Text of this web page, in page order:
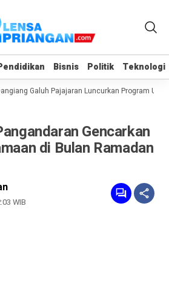
Bisnis Politik Teknologi
Bisnis Politik Teknologi
Galuh Pajajaran Luncurkan Program ULAS
Gencarkan
di Bulan Ramadan
WIB